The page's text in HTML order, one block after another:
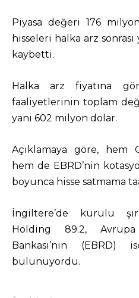
Piyasa değeri 176
hisseleri halka arz
kaybetti.
Halka arz fiyatına
faaliyetlerinin toplam
yani 602 milyon dolar.
Açıklamaya göre, hem
hem de EBRD’nin
boyunca hisse satmama
İngiltere’de kurulu
Holding 89.2,
Bankası’nın
bulunuyordu.